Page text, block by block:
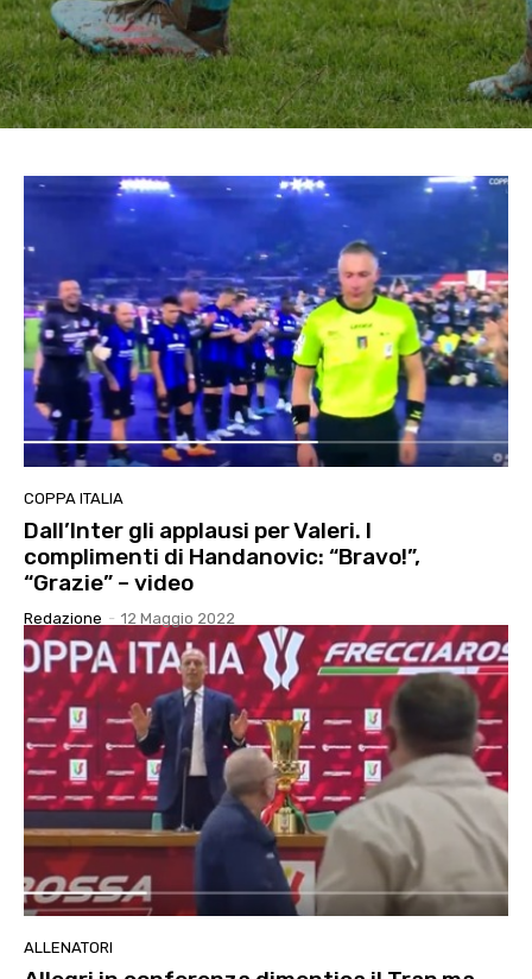
COPPA ITALIA
Dall’Inter gli applausi per Valeri. I
complimenti di Handanovic: “Bravo!”,
“Grazie” – video
Redazione - 12 Maggio 2022
ALLENATORI